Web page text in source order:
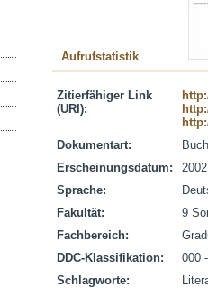
Aufrufstatistik
Zitierfähiger Link
(URI):
Dokumentart:
Buch
Erscheinungsdatum:
2002
Sprache:
Fakultät:
9
Fachbereich:
DDC-Klassifikation:
000
Schlagworte: